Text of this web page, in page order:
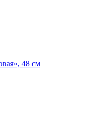
48 см